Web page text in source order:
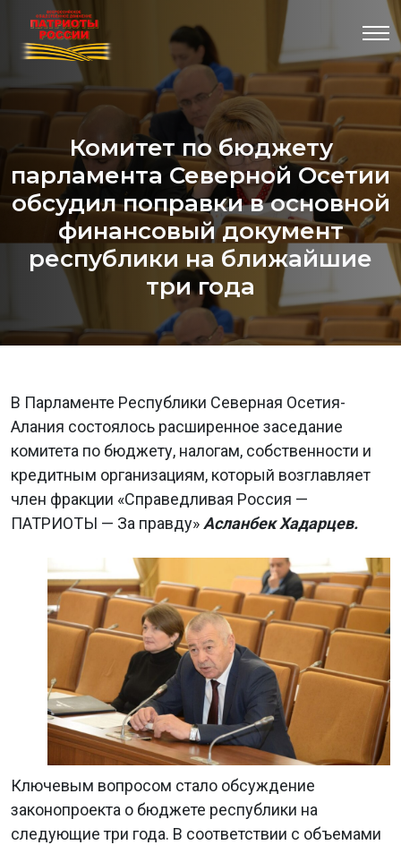
Комитет по бюджету
парламента Северной Осетии
обсудил поправки в основной
финансовый документ
республики на ближайшие
три года
В Парламенте Республики Северная Осетия-
Алания состоялось расширенное заседание
комитета по бюджету, налогам, собственности и
кредитным организациям, который возглавляет
член фракции «Справедливая Россия —
ПАТРИОТЫ — За правду» Асланбек Хадарцев.
Ключевым вопросом стало обсуждение
законопроекта о бюджете республики на
следующие три года. В соответствии с объемами